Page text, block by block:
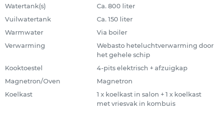
Watertank(s)
Ca. 800 liter
Vuilwatertank
Ca. 150 liter
Warmwater
Via boiler
Verwarming
Webasto heteluchtverwarming door
het gehele schip
Kooktoestel
4-pits elektrisch + afzuigkap
Magnetron/Oven
Magnetron
Koelkast
1 x koelkast in salon + 1 x koelkast
met vriesvak in kombuis